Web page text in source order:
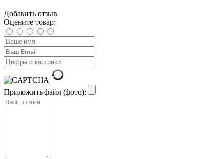
Добавить отзыв
Оцените товар:
Приложить файл (фото):